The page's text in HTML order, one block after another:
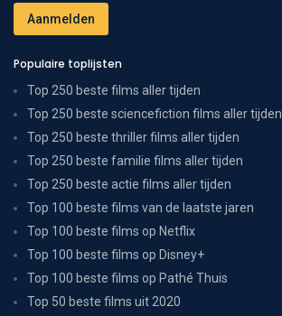
Populaire toplijsten
Top 250 beste films aller tijden
Top 250 beste sciencefiction films aller tijden
Top 250 beste thriller films aller tijden
Top 250 beste familie films aller tijden
Top 250 beste actie films aller tijden
Top 100 beste films van de laatste jaren
Top 100 beste films op Netflix
Top 100 beste films op Disney+
Top 100 beste films op Pathé Thuis
Top 50 beste films uit 2020